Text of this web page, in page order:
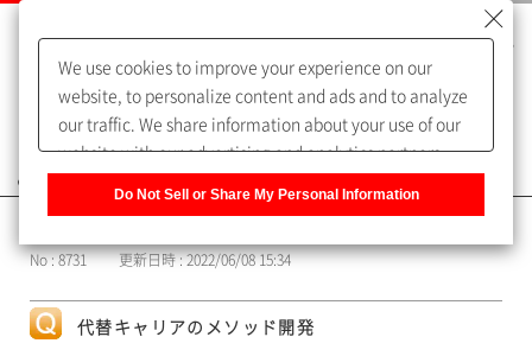
よくあるご質問（FAQ）
No : 8731 更新日時 : 2022/06/08 15:34
代替キャリアのメソッド開発
We use cookies to improve your experience on our
website, to personalize content and ads and to analyze
our traffic. We share information about your use of our
website with our advertising and analytics partners,
of our sharing information about you with our partners.
Information] to customize your cookie settings on our
Do Not Sell or Share My Personal Information